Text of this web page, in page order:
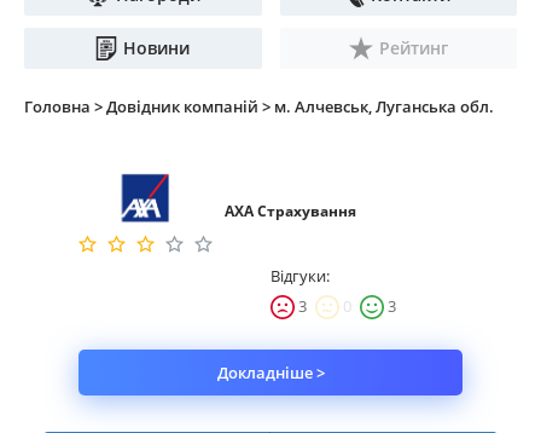
Автозахист
КАСКО
Автоюрист
Майно
Партнерська програма
Новини Рейтинг
Головна >Довідник компаній > м. Алчевськ, Луганська обл.
АХА Страхування
Відгуки:
3
0 3
Докладніше >